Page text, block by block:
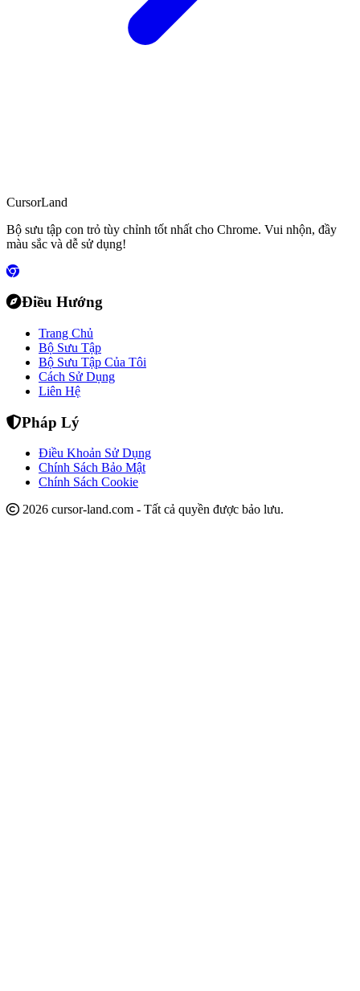
CursorLand
Bộ sưu tập con trỏ tùy chỉnh tốt nhất cho Chrome. Vui nhộn, đầy
màu sắc và dễ sử dụng!
Điều Hướng
Trang Chủ
Bộ Sưu Tập
Bộ Sưu Tập Của Tôi
Cách Sử Dụng
Liên Hệ
Pháp Lý
Điều Khoản Sử Dụng
Chính Sách Bảo Mật
Chính Sách Cookie
2026 cursor-land.com - Tất cả quyền được bảo lưu.